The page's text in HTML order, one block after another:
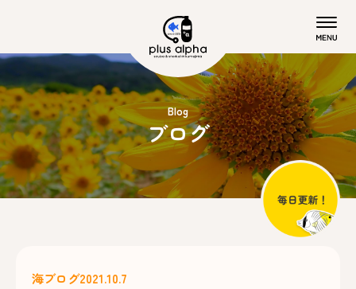
Blog
ブログ
海ブログ2021.10.7